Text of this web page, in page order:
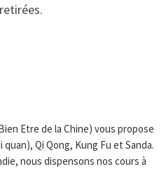
Etre de la Chine) vous propose
Qi Qong, Kung Fu et Sanda.
nous dispensons nos cours à